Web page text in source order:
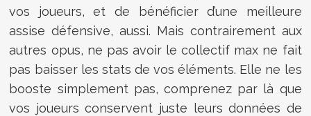
vos joueurs, et de bénéficier d’une meilleure
assise défensive, aussi. Mais contrairement aux
autres opus, ne pas avoir le collectif max ne fait
pas baisser les stats de vos éléments. Elle ne les
booste simplement pas, comprenez par là que
vos joueurs conservent juste leurs données de